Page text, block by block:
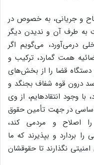
و جریانی، به خصوص در
طرف آن و ندیدن دیگر
درمی‌آورد، می‌گویم اگر
همت گمارد، ترکیب و
دستگاه قضا را از بخش‌های
درون قوه شفاف بجنگد و
با وجود انتقادهایم، از وی
اساسی در جهت تأمین حقوق
اصلاح و مردمی کند،
بردارد و بپذیرند که ما
نگذارند تا حقوقشان